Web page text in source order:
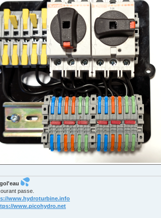
passe.
www.hydroturbine.info
www.picohydro.net